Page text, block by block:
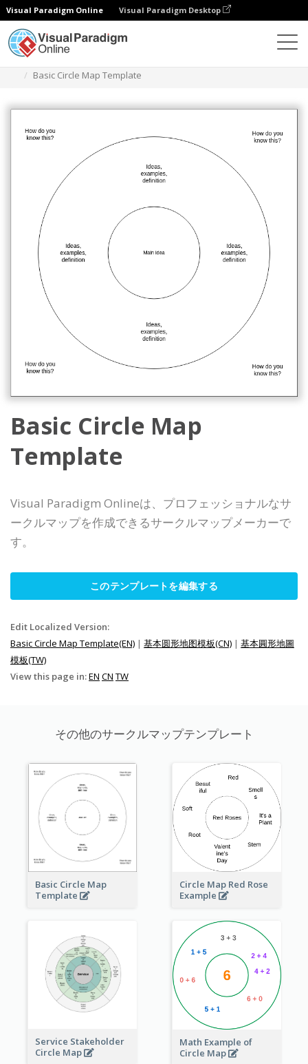
Visual Paradigm Online Visual Paradigm Desktop
Basic Circle Map Template
Basic Circle Map
Template
Visual Paradigm Onlineは、プロフェッショナルなサ
ークルマップを作成できるサークルマップメーカーで
す。
このテンプレートを編集する
Edit Localized Version:
Basic Circle Map Template(EN) | 基本圆形地图模板(CN) | 基本圓形地圖
模板(TW)
View this page in:EN CN TW
その他のサークルマップテンプレート
Basic Circle Map
Template
Circle Map Red Rose
Example
Service Stakeholder
Circle Map
Math Example of
Circle Map